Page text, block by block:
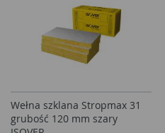
Wełna szklana Stropmax 31
grubość 120 mm szary